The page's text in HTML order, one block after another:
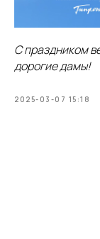
С праздником
дорогие дамы!
2025-03-07 15:18